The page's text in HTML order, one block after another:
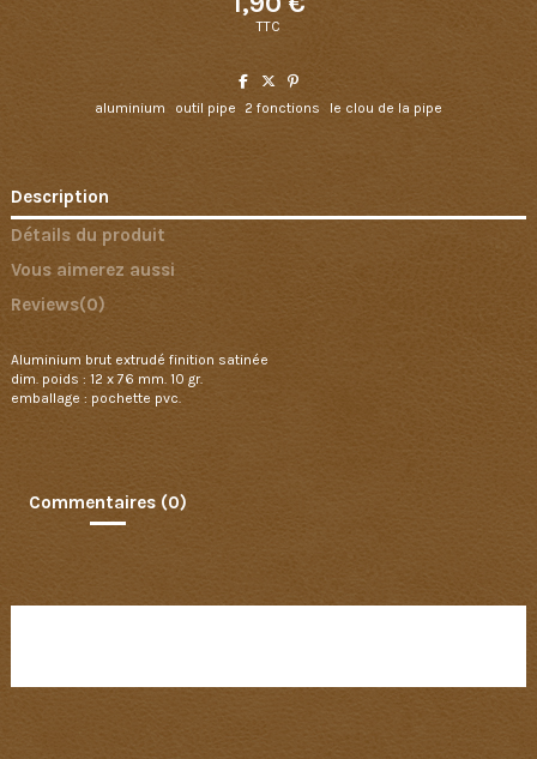
TTC
aluminium outil pipe 2 fonctions le clou de la pipe
Description
Détails du produit
Vous aimerez aussi
Reviews(0)
Aluminium brut extrudé finition satinée
dim. poids : 12 x 76 mm. 10 gr.
emballage : pochette pvc.
Commentaires (0)